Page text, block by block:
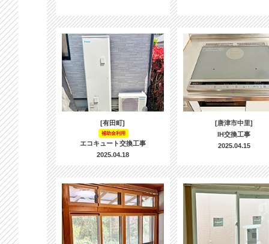
[有田町]
補助金利用
エコキュート交換工事
2025.04.18
[唐津市中里]
IH交換工事
2025.04.15